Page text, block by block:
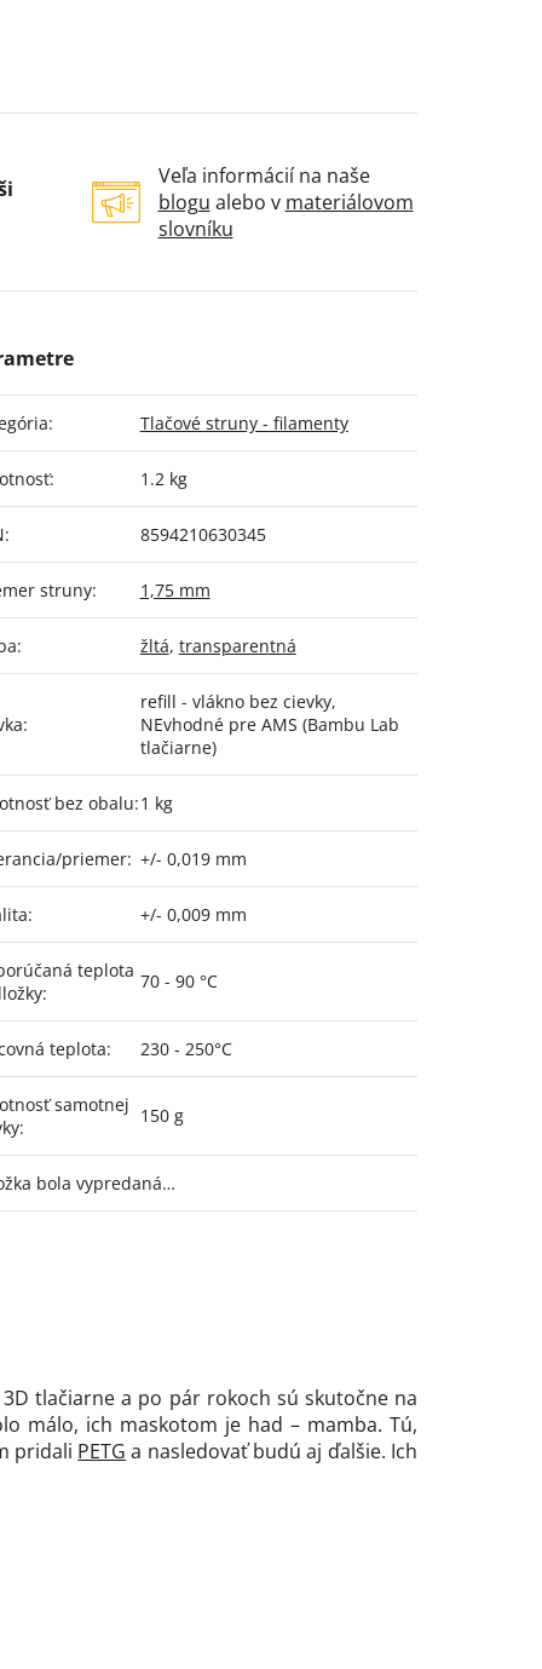
Veľa informácií na naše
blogu alebo v materiálovom
slovníku
: Tlačové struny - filamenty
: 1.2 kg
: 8594210630345
struny: 1,75 mm
: žltá, transparentná
:
refill - vlákno bez cievky,
NEvhodné pre AMS (Bambu Lab
tlačiarne)
bez obalu:1 kg
priemer: +/- 0,019 mm
: +/- 0,009 mm
teplota
:
70 - 90 °C
teplota: 230 - 250°C
samotnej
:
150 g
bola vypredaná…
tlačiarne a po pár rokoch sú skutočne na
málo, ich maskotom je had – mamba. Tú,
pridali PETG a nasledovať budú aj ďalšie. Ich